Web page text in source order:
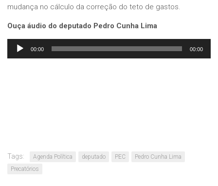
mudança no cálculo da correção do teto de gastos.
Ouça áudio do deputado Pedro Cunha Lima
Tocador
00:00 00:00
Tags: Agenda Política deputado PEC
Pedro Cunha Lima
Precatórios